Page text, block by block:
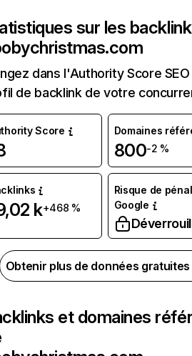
sur les
dans l'Authority Score
de backlink de votre
Score Domaines
800-2 %
k+468 %
Risque de
Google
Obtenir plus de données
et domaines